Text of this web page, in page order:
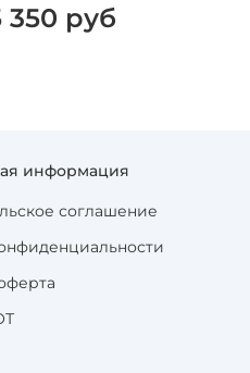
350 руб
информация
соглашение